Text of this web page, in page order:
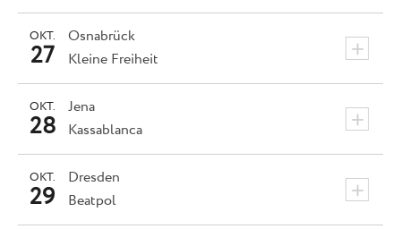
Osnabrück +
OKT.
27 Kleine Freiheit
Jena +
OKT.
28 Kassablanca
Dresden +
OKT.
29 Beatpol